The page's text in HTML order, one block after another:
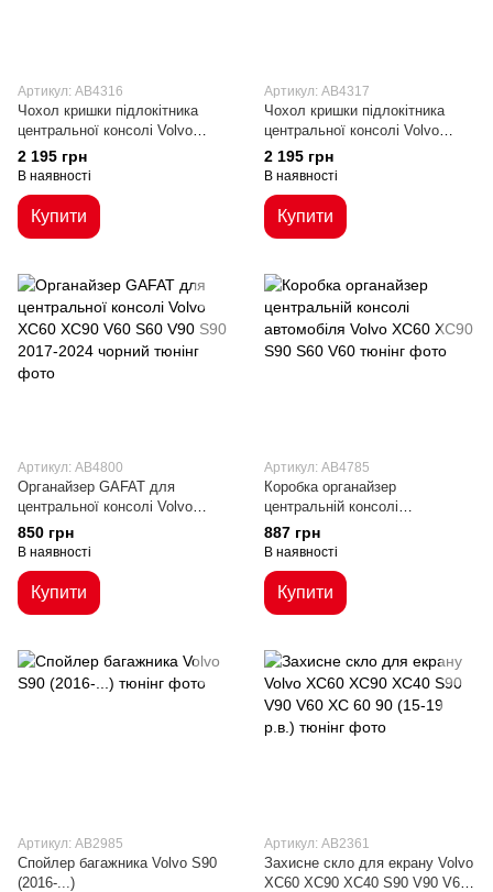
Артикул: AB4316
Чохол кришки підлокітника
центральної консолі Volvo
XC90 S90 V90 бежевий
2 195 грн
В наявності
Купити
Артикул: AB4317
Чохол кришки підлокітника
центральної консолі Volvo
XC90 S90 V90 білий
2 195 грн
В наявності
Купити
Артикул: AB4800
Органайзер GAFAT для
центральної консолі Volvo
XC60 XC90 V60 S60 V90 S90
2017-2024 чорний
850 грн
В наявності
Купити
Артикул: AB4785
Коробка органайзер
центральній консолі
автомобіля Volvo XC60 XC90
S90 S60 V60
887 грн
В наявності
Купити
Артикул: AB2985
Cпойлер багажника Volvo S90
(2016-...)
Артикул: AB2361
Захисне скло для екрану Volvo
XC60 XC90 XC40 S90 V90 V60